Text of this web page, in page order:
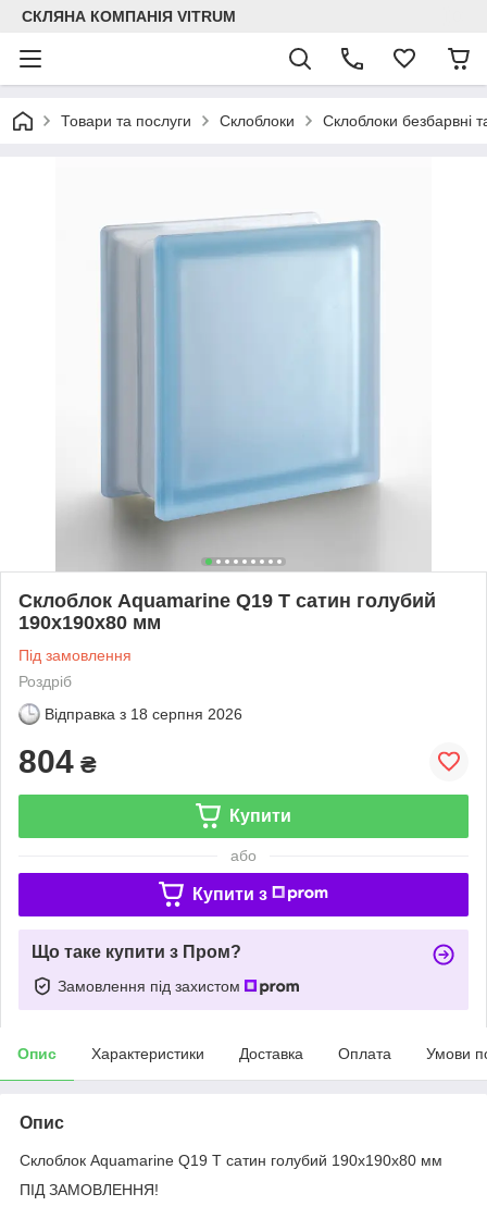
СКЛЯНА КОМПАНІЯ VITRUM
Товари та послуги Склоблоки Склоблоки безбарвні
Склоблок Aquamarine Q19 Т сатин голубий
190х190х80 мм
Під замовлення
Роздріб
Відправка з 18 серпня 2026
804 ₴
Купити
або
Купити з
Що таке купити з Пром?
Замовлення під захистом
Опис Характеристики Доставка Оплата Умови
Опис
Склоблок Aquamarine Q19 Т сатин голубий 190х190х80 мм
ПІД ЗАМОВЛЕННЯ!